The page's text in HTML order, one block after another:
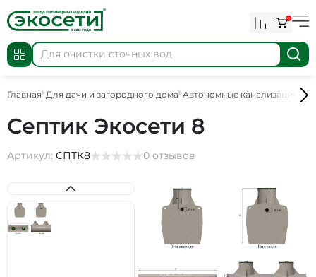
0
Главная Для дачи и загородного дома Автономные канализации
Септик Экосети 8
Артикул: СПТК8 0 отзывов